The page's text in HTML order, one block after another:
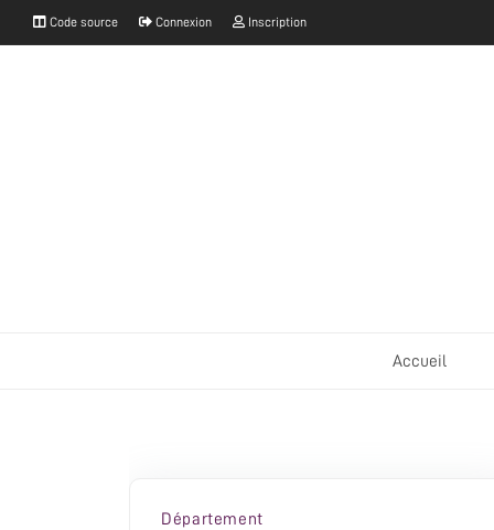
Code source Connexion Inscription
Accueil
Département